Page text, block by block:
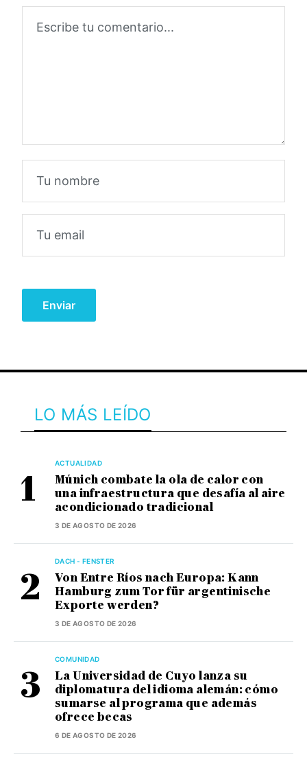
LO MÁS LEÍDO
ACTUALIDAD
Múnich combate la ola de calor con
una infraestructura que desafía al aire
acondicionado tradicional
3 DE AGOSTO DE 2026
DACH - FENSTER
Von Entre Ríos nach Europa: Kann
Hamburg zum Tor für argentinische
Exporte werden?
3 DE AGOSTO DE 2026
COMUNIDAD
La Universidad de Cuyo lanza su
diplomatura del idioma alemán: cómo
sumarse al programa que además
ofrece becas
6 DE AGOSTO DE 2026